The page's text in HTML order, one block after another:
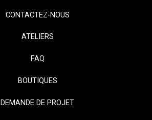
CONTACTEZ-NOUS
ATELIERS
FAQ
BOUTIQUES
DEMANDE DE PROJET